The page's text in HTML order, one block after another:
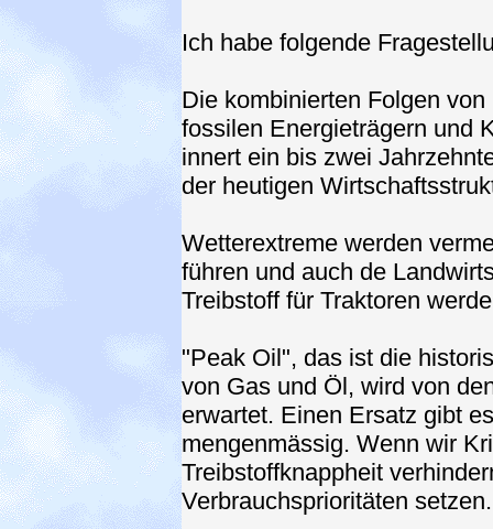
Ich habe folgende
Die kombinierten Folgen
fossilen Energieträgern und
innert ein bis zwei
der heutigen
Wetterextreme werden
führen und auch de
Treibstoff für Traktoren
"Peak Oil", das ist die
von Gas und Öl, wird von
erwartet. Einen Ersatz gibt
mengenmässig. Wenn wir
Treibstoffknappheit
Verbrauchsprioritäten setzen.